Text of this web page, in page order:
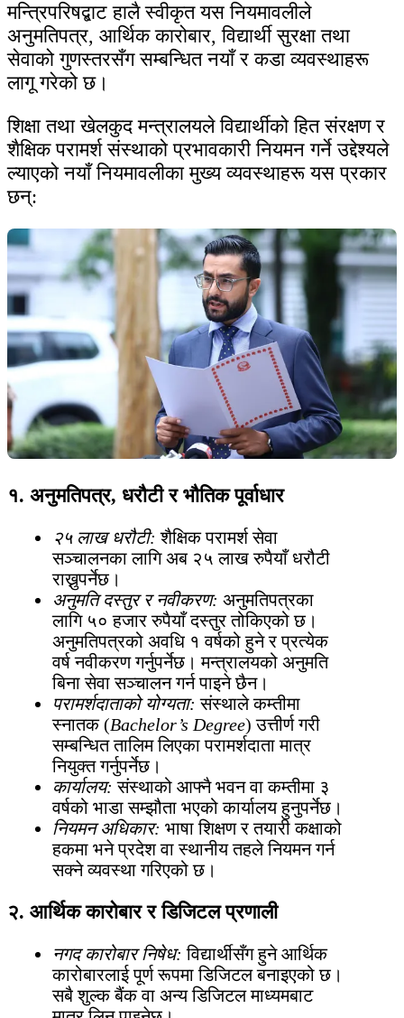
मन्त्रिपरिषद्बाट हालै स्वीकृत यस नियमावलीले
अनुमतिपत्र, आर्थिक कारोबार, विद्यार्थी सुरक्षा तथा
सेवाको गुणस्तरसँग सम्बन्धित नयाँ र कडा व्यवस्थाहरू
लागू गरेको छ।
शिक्षा तथा खेलकुद मन्त्रालयले विद्यार्थीको हित संरक्षण र
शैक्षिक परामर्श संस्थाको प्रभावकारी नियमन गर्ने उद्देश्यले
ल्याएको नयाँ नियमावलीका मुख्य व्यवस्थाहरू यस प्रकार
छन्:
१. अनुमतिपत्र, धरौटी र भौतिक पूर्वाधार
२५ लाख धरौटी: शैक्षिक परामर्श सेवा
सञ्चालनका लागि अब २५ लाख रुपैयाँ धरौटी
राख्नुपर्नेछ।
अनुमति दस्तुर र नवीकरण: अनुमतिपत्रका
लागि ५० हजार रुपैयाँ दस्तुर तोकिएको छ।
अनुमतिपत्रको अवधि १ वर्षको हुने र प्रत्येक
वर्ष नवीकरण गर्नुपर्नेछ। मन्त्रालयको अनुमति
बिना सेवा सञ्चालन गर्न पाइने छैन।
परामर्शदाताको योग्यता: संस्थाले कम्तीमा
स्नातक (Bachelor’s Degree) उत्तीर्ण गरी
सम्बन्धित तालिम लिएका परामर्शदाता मात्र
नियुक्त गर्नुपर्नेछ।
कार्यालय: संस्थाको आफ्नै भवन वा कम्तीमा ३
वर्षको भाडा सम्झौता भएको कार्यालय हुनुपर्नेछ।
नियमन अधिकार: भाषा शिक्षण र तयारी कक्षाको
हकमा भने प्रदेश वा स्थानीय तहले नियमन गर्न
सक्ने व्यवस्था गरिएको छ।
२. आर्थिक कारोबार र डिजिटल प्रणाली
नगद कारोबार निषेध: विद्यार्थीसँग हुने आर्थिक
कारोबारलाई पूर्ण रूपमा डिजिटल बनाइएको छ।
सबै शुल्क बैंक वा अन्य डिजिटल माध्यमबाट